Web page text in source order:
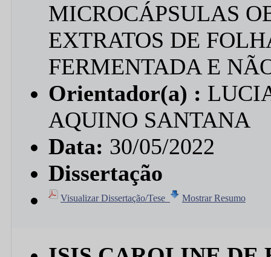
MICROCÁPSULAS
EXTRATOS DE
FERMENTADA E
Orientador(a) :
AQUINO SANTANA
Data: 30/05/2022
Dissertação
Visualizar Dissertação/Tese Mostrar Resumo